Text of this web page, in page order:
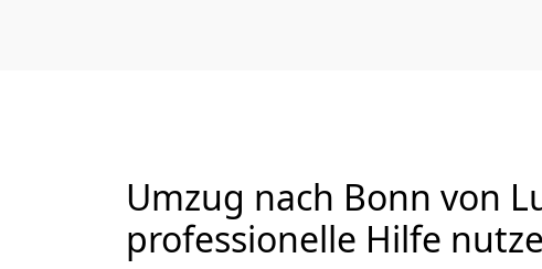
Umzug nach Bonn von
professionelle Hilfe